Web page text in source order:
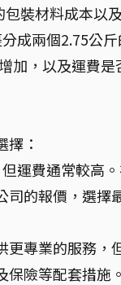
裝材料成本以及
成兩個2.75公斤
加，以及運費是
：
運費通常較高
司的報價，選擇
更專業的服務，
險等配套措施。